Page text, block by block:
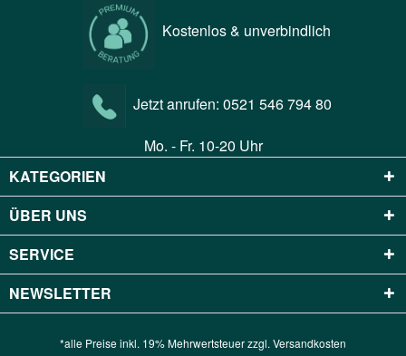
Kostenlos & unverbindlich
Jetzt anrufen: 0521 546 794 80
Mo. - Fr. 10-20 Uhr
KATEGORIEN
ÜBER UNS
SERVICE
NEWSLETTER
*alle Preise inkl. 19% Mehrwertsteuer zzgl. Versandkosten